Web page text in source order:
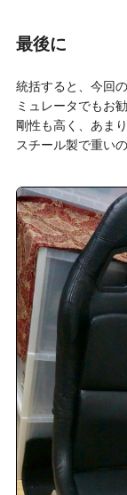
最後に
統括すると、今回
ミュレータでもお
剛性も高く、あま
スチール製で重い